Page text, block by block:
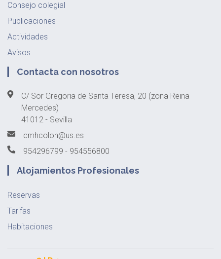
Consejo colegial
Publicaciones
Actividades
Avisos
Contacta con nosotros
C/ Sor Gregoria de Santa Teresa, 20 (zona Reina
Mercedes)
41012 - Sevilla
cmhcolon@us.es
954296799 - 954556800
Alojamientos Profesionales
Reservas
Tarifas
Habitaciones